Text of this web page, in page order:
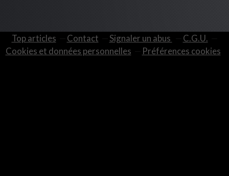
Top articles Contact Signaler un abus
C.G.U.
Cookies et données personnelles
Préférences cookies